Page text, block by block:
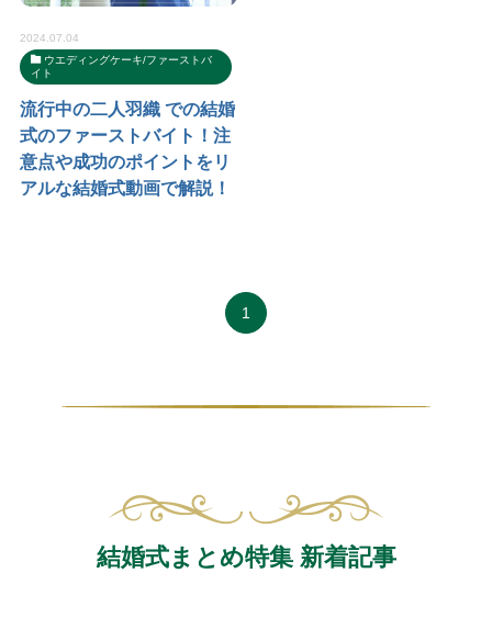
流行中の二人羽織 での結婚
式のファーストバイト！注
意点や成功のポイントをリ
アルな結婚式動画で解説！
2024.07.04
ウエディングケーキ/ファーストバ
イト
1
結婚式まとめ特集 新着記事